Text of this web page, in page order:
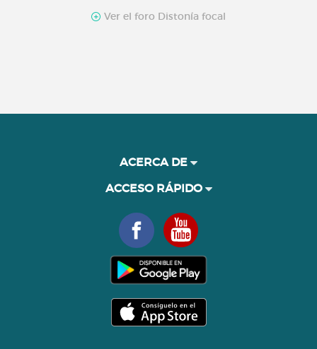
Ver el foro Distonía focal
ACERCA DE
ACCESO RÁPIDO